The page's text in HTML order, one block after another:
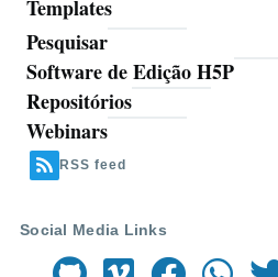
Templates
Ferramentas
Pesquisar
Software de Edição H5P
Repositórios
Webinars
RSS feed
Social Media Links